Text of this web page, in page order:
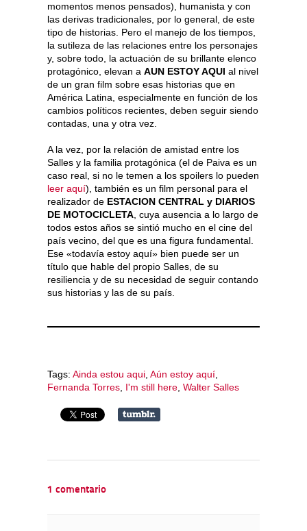
momentos menos pensados), humanista y con
las derivas tradicionales, por lo general, de este
tipo de historias. Pero el manejo de los tiempos,
la sutileza de las relaciones entre los personajes
y, sobre todo, la actuación de su brillante elenco
protagónico, elevan a AUN ESTOY AQUI al nivel
de un gran film sobre esas historias que en
América Latina, especialmente en función de los
cambios políticos recientes, deben seguir siendo
contadas, una y otra vez.
A la vez, por la relación de amistad entre los
Salles y la familia protagónica (el de Paiva es un
caso real, si no le temen a los spoilers lo pueden
leer aquí), también es un film personal para el
realizador de ESTACION CENTRAL y DIARIOS
DE MOTOCICLETA, cuya ausencia a lo largo de
todos estos años se sintió mucho en el cine del
país vecino, del que es una figura fundamental.
Ese «todavía estoy aquí» bien puede ser un
título que hable del propio Salles, de su
resiliencia y de su necesidad de seguir contando
sus historias y las de su país.
Tags: Ainda estou aqui, Aún estoy aquí,
Fernanda Torres, I'm still here, Walter Salles
1 comentario